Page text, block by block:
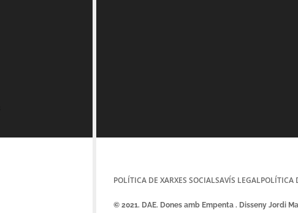
POLÍTICA DE XARXES SOCIALSAVÍS LEGALPOLÍTICA
© 2021. DAE. Dones amb Empenta . Disseny Jordi